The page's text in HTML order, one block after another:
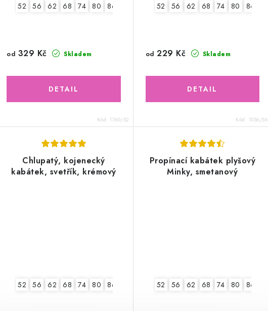
52 56 62 68 74 80 86
Skladem
od 329 Kč
Kód: 1760/52
52 56 62 68 74 80 86
Skladem
od 229 Kč
Kód: 1056/56
Chlupatý, kojenecký
kabátek, svetřík, krémový
52 56 62 68 74 80 86
Propínací kabátek plyšový
Minky, smetanový
52 56 62 68 74 80 86